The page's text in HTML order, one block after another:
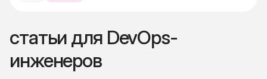
статьи для DevOps-
инженеров